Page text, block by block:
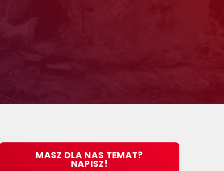
MASZ DLA NAS TEMAT?
NAPISZ!